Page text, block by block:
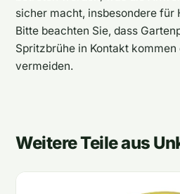
sicher macht, insbesondere für
Bitte beachten Sie, dass
Spritzbrühe in Kontakt
vermeiden.
Weitere Teile aus